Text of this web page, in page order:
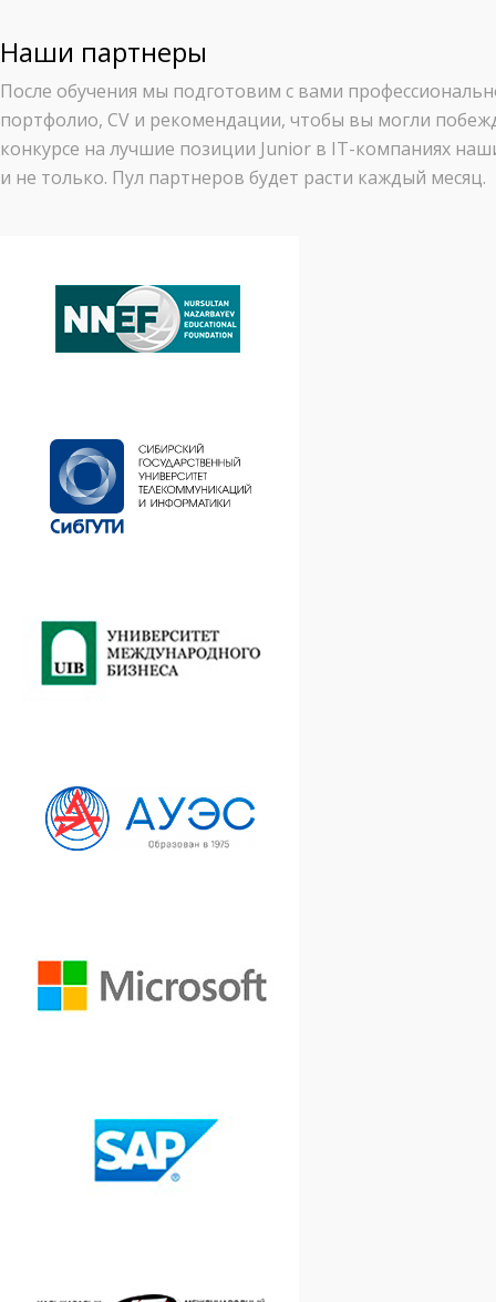
Наши партнеры
После обучения мы подготовим с вами
портфолио, CV и рекомендации, чтобы вы могли
конкурсе на лучшие позиции Junior в IT-компаниях
и не только. Пул партнеров будет расти каждый месяц.